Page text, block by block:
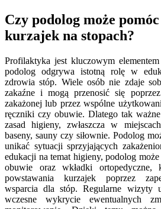
Czy podolog może
kurzajek na stopach?
Profilaktyka jest kluczowym
podolog odgrywa istotną rolę w
zdrowia stóp. Wiele osób nie zdaje
zakaźne i mogą przenosić się
zakażonej lub przez wspólne
ręczniki czy obuwie. Dlatego tak
zasad higieny, zwłaszcza w
baseny, sauny czy siłownie. Podolog
unikać sytuacji sprzyjających
edukacji na temat higieny, podolog
obuwie oraz wkładki ortopedyczne,
powstawania kurzajek poprzez
wsparcia dla stóp. Regularne wizyty
wczesne wykrycie ewentualnych